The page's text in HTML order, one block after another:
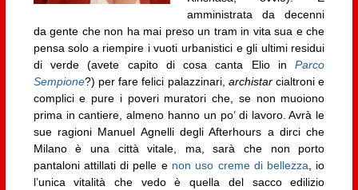
amministrata da decenni
da gente che non ha mai preso un tram in vita sua e che
pensa solo a riempire i vuoti urbanistici e gli ultimi residui
di verde (avete capito di cosa canta Elio inParco
Sempione?) per fare felici palazzinari, archistarcialtroni e
complici e pure i poveri muratori che, se non muoiono
prima in cantiere, almeno hanno un po’ di lavoro. Avrà le
sue ragioni Manuel Agnelli degli Afterhours a dirci che
Milano è una città vitale, ma, sarà che non porto
pantaloni attillati di pelle e non uso creme di bellezza , io
l’unica vitalità che vedo è quella del sacco edilizio